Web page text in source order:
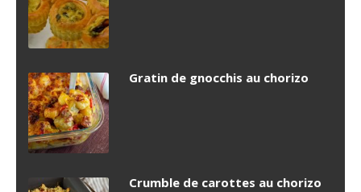
Gratin de gnocchis au chorizo
Crumble de carottes au chorizo